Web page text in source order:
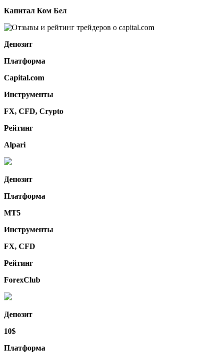
Капитал Ком Бел
Депозит
Платформа
Сapital.com
Инструменты
FX, CFD, Crypto
Рейтинг
Alpari
Депозит
Платформа
MT5
Инструменты
FX, CFD
Рейтинг
ForexClub
Депозит
10$
Платформа